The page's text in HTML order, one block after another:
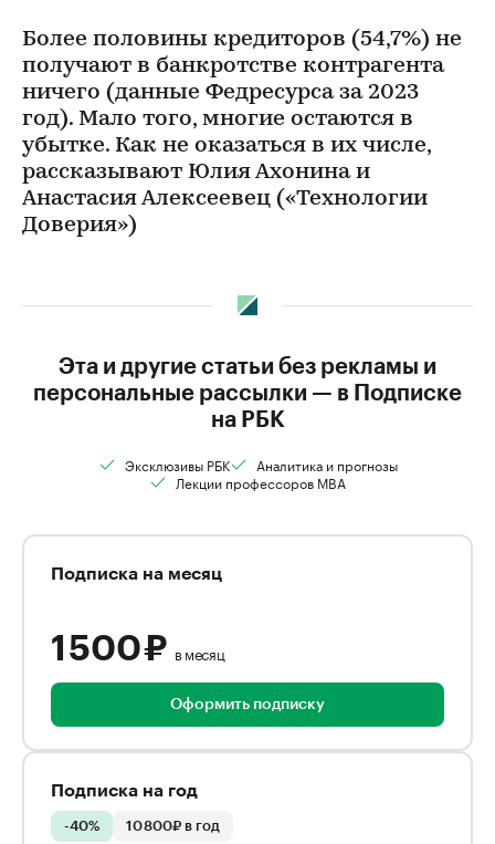
Более половины кредиторов (54,7%) не
получают в банкротстве контрагента
ничего (данные Федресурса за 2023
год). Мало того, многие остаются в
убытке. Как не оказаться в их числе,
рассказывают Юлия Ахонина и
Анастасия Алексеевец («Технологии
Доверия»)
Эта и другие статьи без рекламы и
персональные рассылки — в Подписке
на РБК
Эксклюзивы РБК
Аналитика и прогнозы
Лекции профессоров MBA
Подписка на месяц
1 500 ₽ в месяц
Оформить подписку
Подписка на год
-40% 10 800₽ в год